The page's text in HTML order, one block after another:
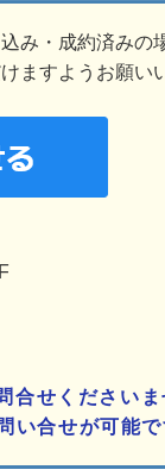
み・成約済みの
ますようお願い
合せくださいま
い合せが可能で